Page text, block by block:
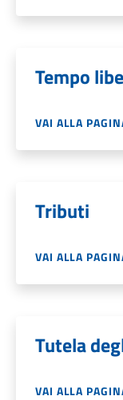
Tempo
VAI ALLA
Tributi
VAI ALLA
Tutela
VAI ALLA